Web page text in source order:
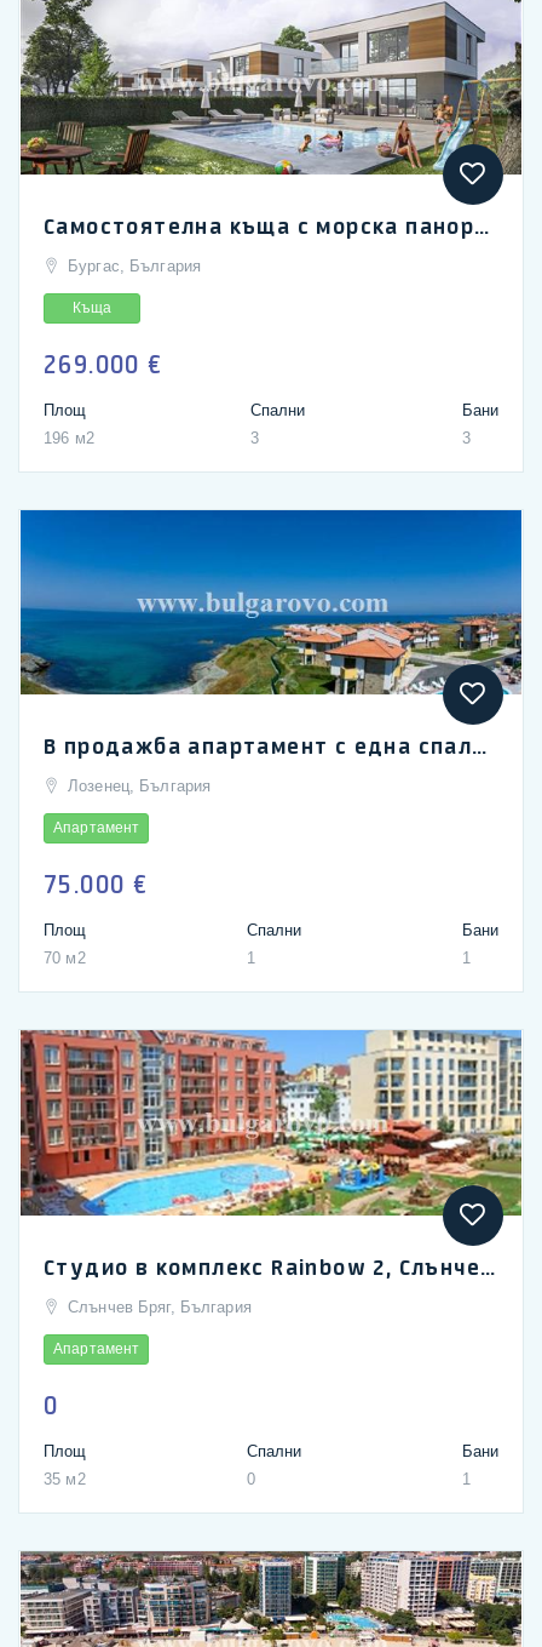
Самостоятелна къща с морска панорама между Бургас и Поморие
Бургас, България
Къща
269.000 €
Площ
196 м2
Спални
3
Бани
3
В продажба апартамент с една спалня в комплекс Лалов Егрек, Лозенец
Лозенец, България
Апартамент
75.000 €
Площ
70 м2
Спални
1
Бани
1
Студио в комплекс Rainbow 2, Слънчев Бряг
Слънчев Бряг, България
Апартамент
0
Площ
35 м2
Спални
0
Бани
1